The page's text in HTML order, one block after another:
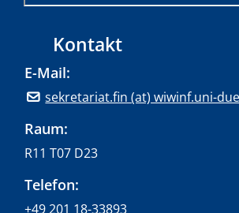
Kontakt
E-Mail:
sekretariat.fin (at) wiwinf.uni-
Raum:
R11 T07 D23
Telefon:
+49 201 18-33893